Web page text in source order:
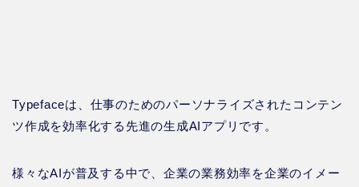
Typefaceは、仕事のためのパーソナライズされたコンテン
ツ作成を効率化する先進の生成AIアプリです。
様々なAIが普及する中で、企業の業務効率を企業のイメー